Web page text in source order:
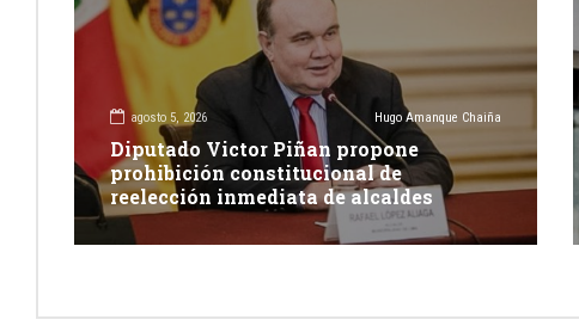
agosto 5, 2026 Hugo Amanque Chaiña
Diputado Victor Piñan propone
prohibición constitucional de
reelección inmediata de alcaldes